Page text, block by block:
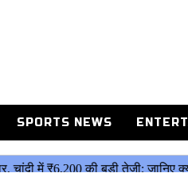
SPORTS NEWS